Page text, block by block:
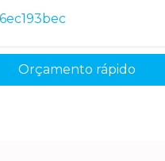
Orçamento rápido